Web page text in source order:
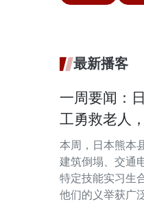
最新播客
一周要闻：
工勇救老人
本周，日本熊本
建筑倒塌、交通
特定技能实习生
他们的义举获广